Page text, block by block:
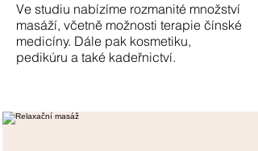
Ve studiu nabízíme rozmanité množství
masáží, včetně možnosti terapie čínské
medicíny. Dále pak kosmetiku,
pedikúru a také kadeřnictví.